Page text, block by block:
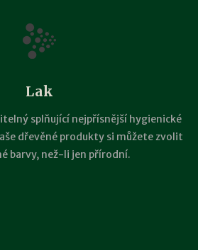
Lak
splňující nejpřísnější hygienické
dřevěné produkty si můžete zvolit
barvy, než-li jen přírodní.